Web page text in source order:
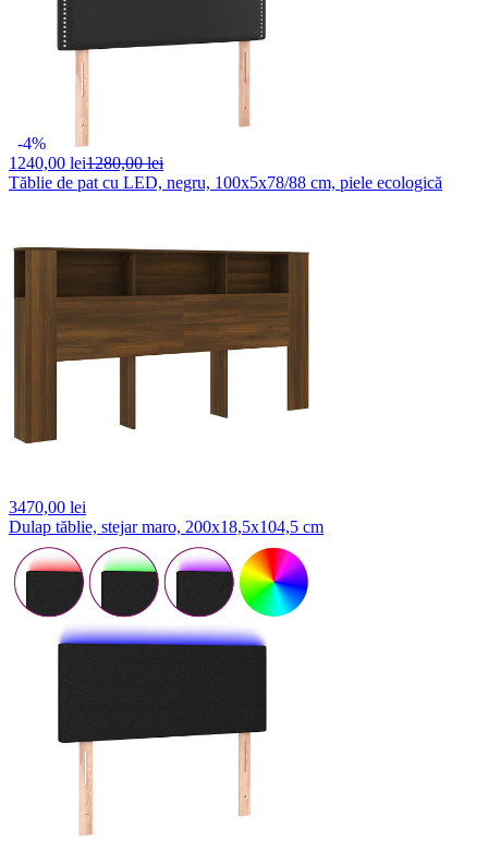
-4%
1240,00 lei1280,00 lei
Tăblie de pat cu LED, negru, 100x5x78/88 cm, piele ecologică
3470,00 lei
Dulap tăblie, stejar maro, 200x18,5x104,5 cm